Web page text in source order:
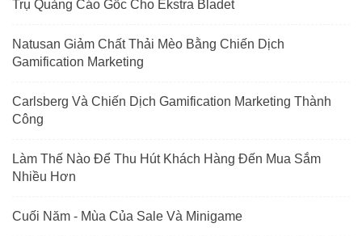
Trụ Quảng Cáo Gốc Cho Ekstra Bladet
Natusan Giảm Chất Thải Mèo Bằng Chiến Dịch
Gamification Marketing
Carlsberg Và Chiến Dịch Gamification Marketing Thành
Công
Làm Thế Nào Để Thu Hút Khách Hàng Đến Mua Sắm
Nhiều Hơn
Cuối Năm - Mùa Của Sale Và Minigame